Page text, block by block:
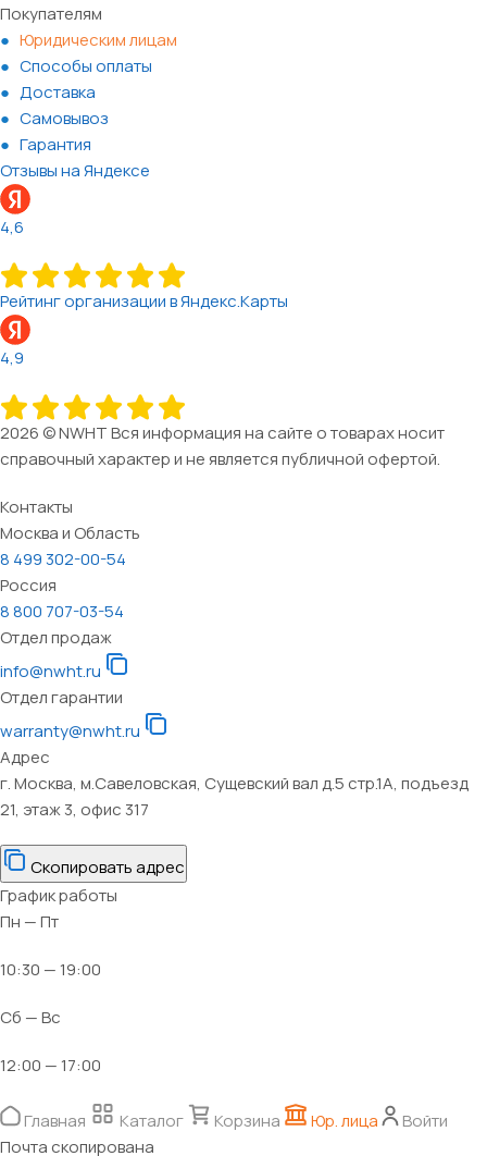
Покупателям
Юридическим лицам
Способы оплаты
Доставка
Самовывоз
Гарантия
Отзывы на Яндексе
4,6
Рейтинг организации в Яндекс.Карты
4,9
2026 © NWHT Вся информация на сайте о товарах носит
справочный характер и не является публичной офертой.
Контакты
Москва и Область
8 499 302-00-54
Россия
8 800 707-03-54
Отдел продаж
info@nwht.ru
Отдел гарантии
warranty@nwht.ru
Адрес
г. Москва, м.Савеловская, Сущевский вал д.5 стр.1А, подъезд
21, этаж 3, офис 317
Скопировать адрес
График работы
Пн — Пт
10:30 — 19:00
Сб — Вс
12:00 — 17:00
Главная Каталог Корзина Юр. лица
Войти
Почта скопирована